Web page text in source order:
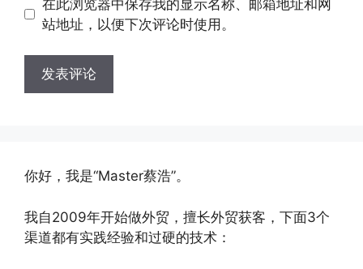
址
址
在此浏览器中保存我的显示名称、邮箱地址和网
站地址，以便下次评论时使用。
你好，我是“Master蔡浩”。
我自2009年开始做外贸，擅长外贸获客，下面3个
渠道都有实践经验和过硬的技术：